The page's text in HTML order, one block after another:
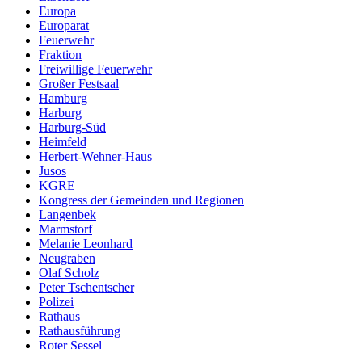
Europa
Europarat
Feuerwehr
Fraktion
Freiwillige Feuerwehr
Großer Festsaal
Hamburg
Harburg
Harburg-Süd
Heimfeld
Herbert-Wehner-Haus
Jusos
KGRE
Kongress der Gemeinden und Regionen
Langenbek
Marmstorf
Melanie Leonhard
Neugraben
Olaf Scholz
Peter Tschentscher
Polizei
Rathaus
Rathausführung
Roter Sessel